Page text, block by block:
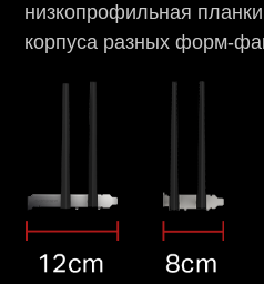
низкопрофильная
корпуса разных форм-